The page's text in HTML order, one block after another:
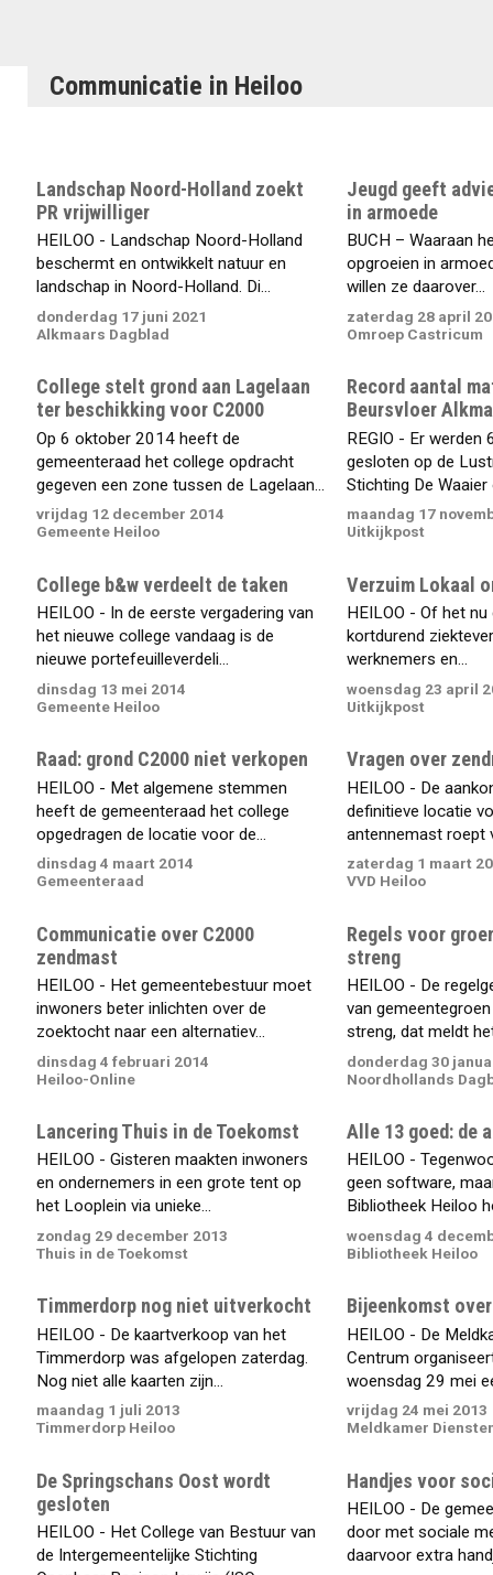
Communicatie in Heiloo
Landschap Noord-Holland zoekt
PR vrijwilliger
HEILOO - Landschap Noord-Holland
beschermt en ontwikkelt natuur en
landschap in Noord-Holland. Di...
donderdag 17 juni 2021
Alkmaars Dagblad
Jeugd geeft
in armoede
BUCH – Waaraan
opgroeien in
willen ze daarover...
zaterdag 28 april
Omroep Castricum
College stelt grond aan Lagelaan
ter beschikking voor C2000
Op 6 oktober 2014 heeft de
gemeenteraad het college opdracht
gegeven een zone tussen de Lagelaan...
vrijdag 12 december 2014
Gemeente Heiloo
Record aantal
Beursvloer
REGIO - Er werden
gesloten op de
Stichting De Waaier
maandag 17
Uitkijkpost
College b&w verdeelt de taken
HEILOO - In de eerste vergadering van
het nieuwe college vandaag is de
nieuwe portefeuilleverdeli...
dinsdag 13 mei 2014
Gemeente Heiloo
Verzuim Lokaal
HEILOO - Of het
kortdurend
werknemers en...
woensdag 23 april
Uitkijkpost
Raad: grond C2000 niet verkopen
HEILOO - Met algemene stemmen
heeft de gemeenteraad het college
opgedragen de locatie voor de...
dinsdag 4 maart 2014
Gemeenteraad
Vragen over
HEILOO - De
definitieve locatie
antennemast roept
zaterdag 1 maart
VVD Heiloo
Communicatie over C2000
zendmast
HEILOO - Het gemeentebestuur moet
inwoners beter inlichten over de
zoektocht naar een alternatiev...
dinsdag 4 februari 2014
Heiloo-Online
Regels voor
streng
HEILOO - De
van
streng, dat meldt
donderdag 30
Noordhollands
Lancering Thuis in de Toekomst
HEILOO - Gisteren maakten inwoners
en ondernemers in een grote tent op
het Looplein via unieke...
zondag 29 december 2013
Thuis in de Toekomst
Alle 13 goed: de
HEILOO -
geen software,
Bibliotheek Heiloo
woensdag 4
Bibliotheek Heiloo
Timmerdorp nog niet uitverkocht
HEILOO - De kaartverkoop van het
Timmerdorp was afgelopen zaterdag.
Nog niet alle kaarten zijn...
maandag 1 juli 2013
Timmerdorp Heiloo
Bijeenkomst
HEILOO - De
Centrum
woensdag 29 mei
vrijdag 24 mei 2013
Meldkamer
De Springschans Oost wordt
gesloten
HEILOO - Het College van Bestuur van
de Intergemeentelijke Stichting
Handjes voor
HEILOO - De
door met sociale
daarvoor extra